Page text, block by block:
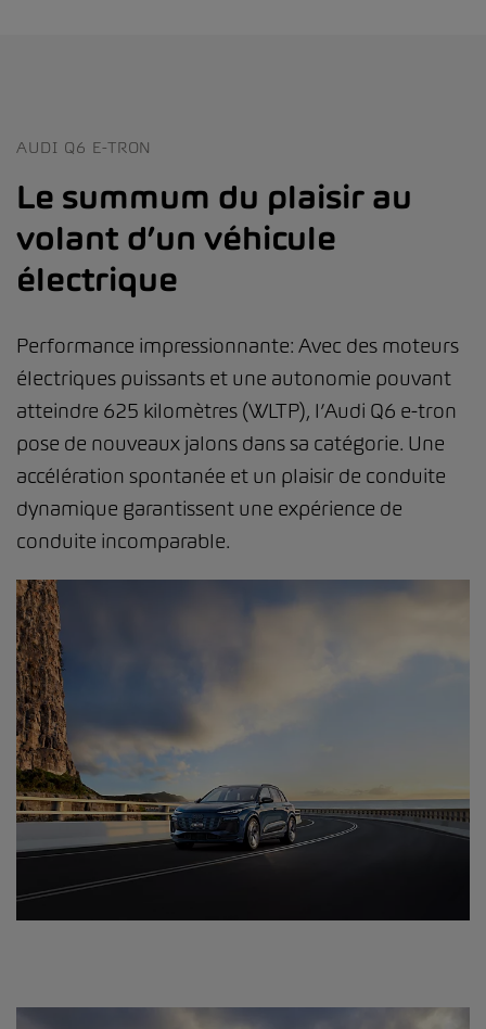
AUDI Q6 E-TRON
Le summum du plaisir au
volant d’un véhicule
électrique
Performance impressionnante: Avec des moteurs
électriques puissants et une autonomie pouvant
atteindre 625 kilomètres (WLTP), l’Audi Q6 e-tron
pose de nouveaux jalons dans sa catégorie. Une
accélération spontanée et un plaisir de conduite
dynamique garantissent une expérience de
conduite incomparable.